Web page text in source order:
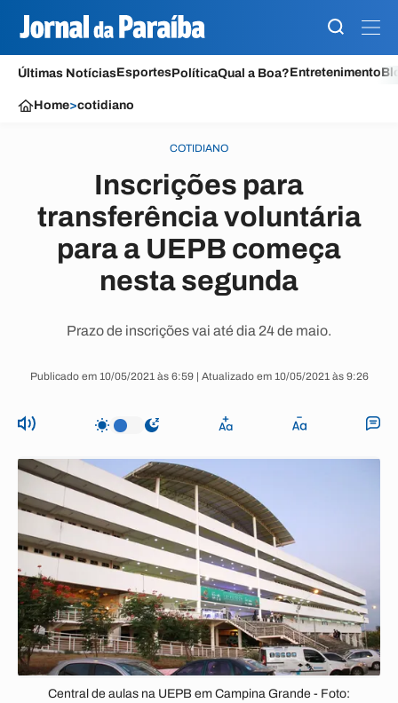
Últimas NotíciasEsportesPolíticaQual a Boa?Entretenimento
Home>cotidiano
COTIDIANO
Inscrições para
transferência voluntária
para a UEPB começa
nesta segunda
Prazo de inscrições vai até dia 24 de maio.
Publicado em 10/05/2021 às 6:59 | Atualizado em 10/05/2021 às 9:26
Central de aulas na UEPB em Campina Grande - Foto: